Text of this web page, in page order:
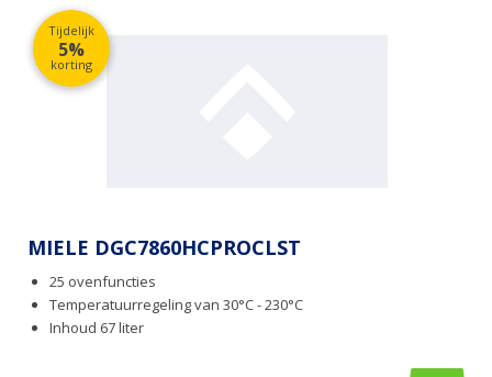
Tijdelijk
5%
korting
MIELE DGC7860HCPROCLST
25 ovenfuncties
Temperatuurregeling van 30°C - 230°C
Inhoud 67 liter